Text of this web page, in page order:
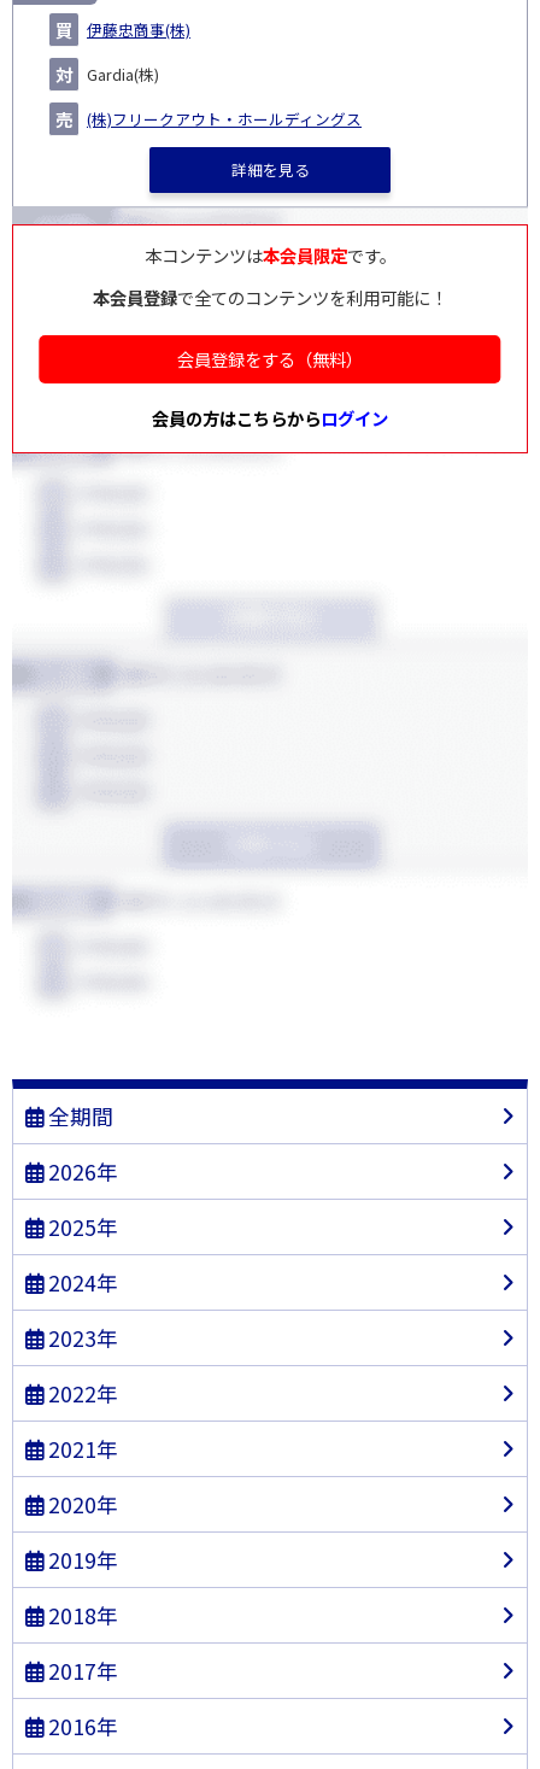
伊藤忠商事(株)
Gardia(株)
(株)フリークアウト・ホールディングス
詳細を見る
本コンテンツは本会員限定です。
本会員登録で全てのコンテンツを利用可能に！
会員登録をする（無料）
会員の方はこちらからログイン
全期間
2026年
2025年
2024年
2023年
2022年
2021年
2020年
2019年
2018年
2017年
2016年